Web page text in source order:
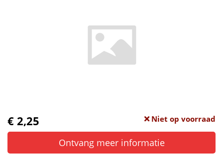
€ 2,25 Niet op voorraad
Ontvang meer informatie